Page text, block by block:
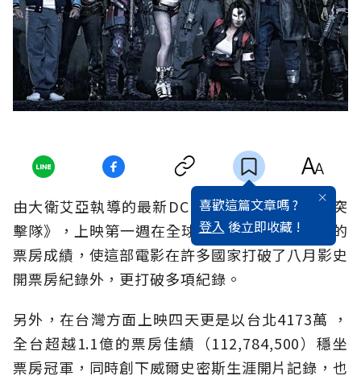
喜歡這篇文章嗎 ?
登入 後立即收藏 !
由大衛艾亞執導的最新DC 超級惡棍電影《自殺突
擊隊》，上映第一週在全球拿下2億6700萬美金的
票房成績，使這部電影在許多國家打破了八月影史
開票房紀錄外，更打破多項紀錄。
另外，在台灣方面上映四天更是以台北4173萬 ，
全台超越1.1億的票房佳績（112,784,500）穩坐
票房冠軍，同時創下威爾史密斯生涯開片記錄，也